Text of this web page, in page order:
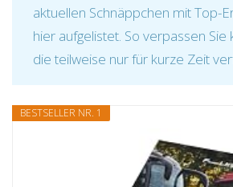
aktuellen Schnäppchen mit Top-
hier aufgelistet. So verpassen
die teilweise nur für kurze Zeit
BESTSELLER NR. 1